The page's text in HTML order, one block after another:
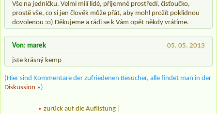
Vše na jedničku. Velmi milí lidé, příjemné prostředí, čisťoučko,
prostě vše, co si jen člověk může přát, aby mohl prožít poklidnou
dovolenou :o) Děkujeme a rádi se k Vám opět někdy vrátíme.
05. 05. 2013
Von: marek
jste krásný kemp
(Hier sind Kommentare der zufriedenen Besucher, alle findet man in der
Diskussion »)
« zurück auf die Auflistung